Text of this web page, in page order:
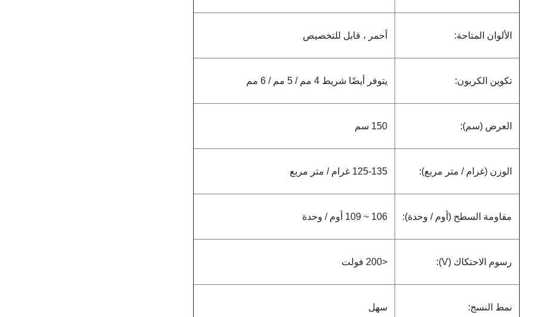
الألوان المتاحة: أحمر ، قابل للتخصيص
تكوين الكربون: يتوفر أيضًا شريط 4 مم / 5 مم / 6 مم
العرض (سم): 150 سم
الوزن (غرام / متر مربع): 125-135 غرام / متر مربع
مقاومة السطح (أوم / وحدة): 106 ~ 109 أوم / وحدة
رسوم الاحتكاك (V): <200 فولت
نمط النسج: سهل